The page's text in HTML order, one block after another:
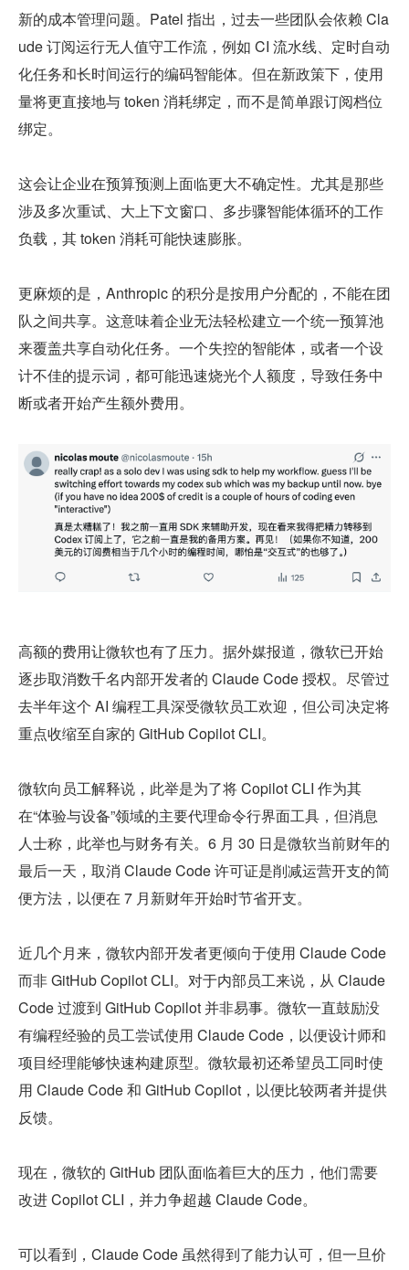
新的成本管理问题。Patel 指出，过去一些团队会依赖 Cla
ude 订阅运行无人值守工作流，例如 CI 流水线、定时自动
化任务和长时间运行的编码智能体。但在新政策下，使用
量将更直接地与 token 消耗绑定，而不是简单跟订阅档位
绑定。
这会让企业在预算预测上面临更大不确定性。尤其是那些
涉及多次重试、大上下文窗口、多步骤智能体循环的工作
负载，其 token 消耗可能快速膨胀。
更麻烦的是，Anthropic 的积分是按用户分配的，不能在团
队之间共享。这意味着企业无法轻松建立一个统一预算池
来覆盖共享自动化任务。一个失控的智能体，或者一个设
计不佳的提示词，都可能迅速烧光个人额度，导致任务中
断或者开始产生额外费用。
高额的费用让微软也有了压力。据外媒报道，微软已开始
逐步取消数千名内部开发者的 Claude Code 授权。尽管过
去半年这个 AI 编程工具深受微软员工欢迎，但公司决定将
重点收缩至自家的 GitHub Copilot CLI。
微软向员工解释说，此举是为了将 Copilot CLI 作为其
在“体验与设备”领域的主要代理命令行界面工具，但消息
人士称，此举也与财务有关。6 月 30 日是微软当前财年的
最后一天，取消 Claude Code 许可证是削减运营开支的简
便方法，以便在 7 月新财年开始时节省开支。
近几个月来，微软内部开发者更倾向于使用 Claude Code
而非 GitHub Copilot CLI。对于内部员工来说，从 Claude
Code 过渡到 GitHub Copilot 并非易事。微软一直鼓励没
有编程经验的员工尝试使用 Claude Code，以便设计师和
项目经理能够快速构建原型。微软最初还希望员工同时使
用 Claude Code 和 GitHub Copilot，以便比较两者并提供
反馈。
现在，微软的 GitHub 团队面临着巨大的压力，他们需要
改进 Copilot CLI，并力争超越 Claude Code。
可以看到，Claude Code 虽然得到了能力认可，但一旦价